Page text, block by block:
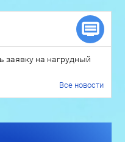
заявку на нагрудный
Все новости